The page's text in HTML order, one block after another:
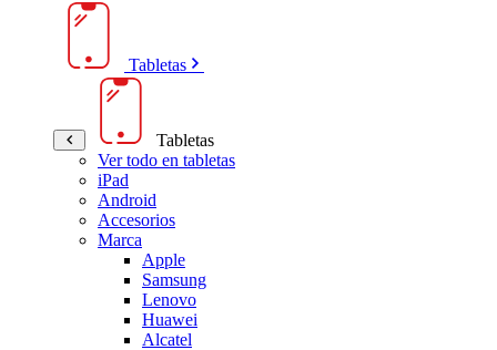
Tabletas
Tabletas
Ver todo en tabletas
iPad
Android
Accesorios
Marca
Apple
Samsung
Lenovo
Huawei
Alcatel